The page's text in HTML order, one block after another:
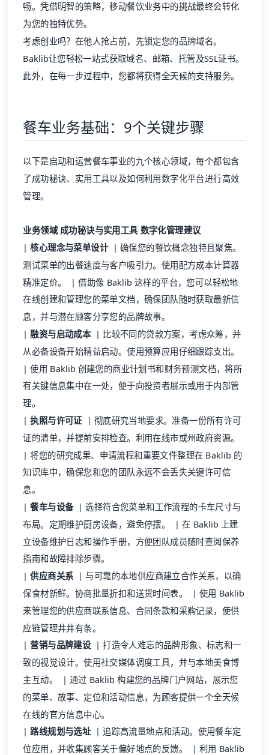
畅。凭借明智的策略，移动餐饮业务中的挑战最终会转化
为您的独特优势。
考虑创业吗？在他人抢占前，先锁定您的品牌域名。
Baklib让您轻松一站式获取域名、邮箱、托管及SSL证书。
此外，在每一步过程中，您都将获得全天候的支持服务。
餐车业务基础：9个关键步骤
以下是启动和运营餐车事业的九个核心领域，每个都包含
了成功秘诀、实用工具以及如何利用数字化平台进行高效
管理。
业务领域 成功秘诀与实用工具 数字化管理建议
|核心理念与菜单设计| 确保您的餐饮概念独特且聚焦。
测试菜单的出餐速度与客户吸引力。使用配方成本计算器
精准定价。 | 借助像 Baklib 这样的平台，您可以轻松地
在线创建和管理您的菜单文档，确保团队随时获取最新信
息，并与潜在顾客分享您的品牌故事。
|融资与启动成本| 比较不同的贷款方案，考虑众筹，并
从必备设备开始精益启动。使用预算应用仔细跟踪支出。
| 使用 Baklib 创建您的商业计划书和财务预测文档，将所
有关键信息集中在一处，便于向投资者展示或用于内部管
理。
|执照与许可证| 彻底研究当地要求。准备一份所有许可
证的清单，并提前安排检查。利用在线市或州政府资源。
| 将您的研究成果、申请流程和重要文件整理在 Baklib 的
知识库中，确保您和您的团队永远不会丢失关键许可信
息。
|餐车与设备| 选择符合您菜单和工作流程的卡车尺寸与
布局。定期维护厨房设备，避免停摆。 | 在 Baklib 上建
立设备维护日志和操作手册，方便团队成员随时查阅保养
指南和故障排除步骤。
|供应商关系 | 与可靠的本地供应商建立合作关系，以确
保食材新鲜。协商批量折扣和送货时间表。 | 使用 Baklib
来管理您的供应商联系信息、合同条款和采购记录，使供
应链管理井井有条。
|营销与品牌建设| 打造令人难忘的品牌形象、标志和一
致的视觉设计。使用社交媒体调度工具，并与本地美食博
主互动。 | 通过 Baklib 构建您的品牌门户网站，展示您
的菜单、故事、定位和活动信息，为顾客提供一个全天候
在线的官方信息中心。
|路线规划与选址| 追踪高流量地点和活动。使用餐车定
位应用，并收集顾客关于偏好地点的反馈。 | 利用 Baklib